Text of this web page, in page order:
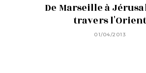
De Marseille à
travers l'Orient
01/04/2013